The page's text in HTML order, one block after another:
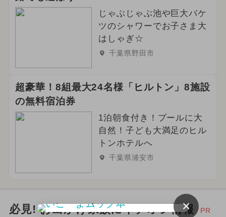
じゃぶじゃぶ池や巨大バケ
ツのシャワーでお子さま大
はしゃぎ☆
千葉県野田市
超豪華！8組最大24名様「ヒルトン」8施設
の無料宿泊券
1泊朝食付き！プールに大
自然！子ども大満足のヒル
トンホテルへ
千葉県浦安市
必見! お出かけ家族にイチオシ情報 PR
×